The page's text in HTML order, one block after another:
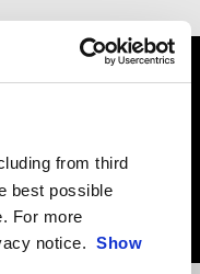
from third
best possible
For more
notice. Show
díly, aby
stavu